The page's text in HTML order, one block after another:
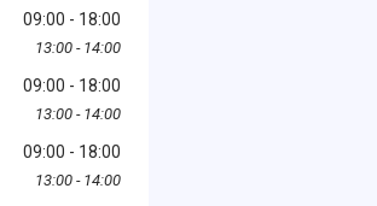
09:00 18:00
13:00 14:00
09:00 18:00
13:00 14:00
09:00 18:00
13:00 14:00